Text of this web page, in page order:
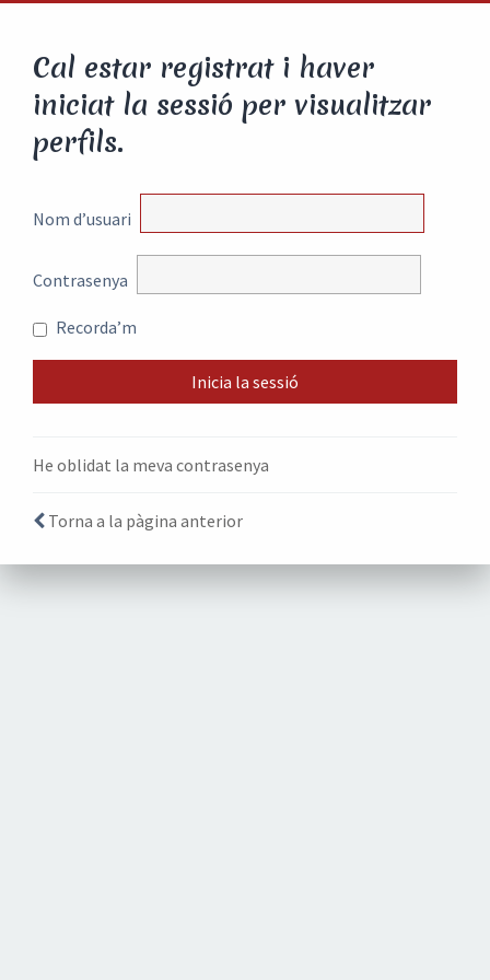
Cal estar registrat i haver
iniciat la sessió per visualitzar
perfils.
Nom d’usuari
Contrasenya
Recorda’m
He oblidat la meva contrasenya
Torna a la pàgina anterior